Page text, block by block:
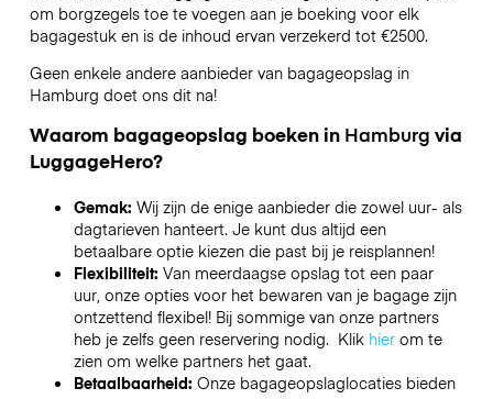
om borgzegels toe te voegen aan je boeking voor elk
bagagestuk en is de inhoud ervan verzekerd tot €2500.
Geen enkele andere aanbieder van bagageopslag in
Hamburg doet ons dit na!
Waarom bagageopslag boeken in Hamburg via
LuggageHero?
Gemak: Wij zijn de enige aanbieder die zowel uur- als
dagtarieven hanteert. Je kunt dus altijd een
betaalbare optie kiezen die past bij je reisplannen!
Flexibiliteit: Van meerdaagse opslag tot een paar
uur, onze opties voor het bewaren van je bagage zijn
ontzettend flexibel! Bij sommige van onze partners
heb je zelfs geen reservering nodig. Klik hierom te
zien om welke partners het gaat.
Betaalbaarheid: Onze bagageopslaglocaties bieden